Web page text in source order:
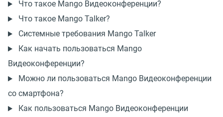
Что такое Mango Видеоконференции?
Что такое Mango Talker?
Системные требования Mango Talker
Как начать пользоваться Mango
Видеоконференции?
Можно ли пользоваться Mango Видеоконференции
со смартфона?
Как пользоваться Mango Видеоконференции